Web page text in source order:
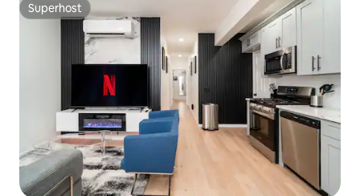
Superhost
Superhost